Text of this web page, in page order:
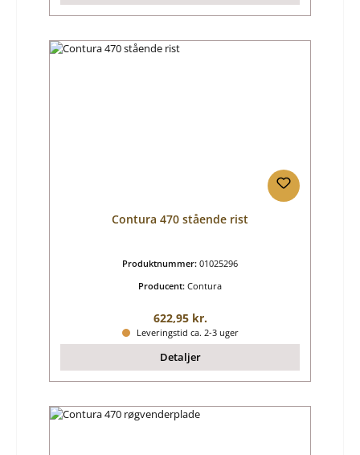
Contura 470 stående rist
Produktnummer: 01025296
Producent: Contura
Almindelig pris:
622,95 kr.
Leveringstid ca. 2-3 uger
Detaljer